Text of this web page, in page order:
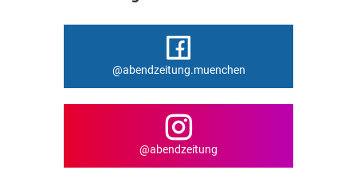
@abendzeitung.muenchen
@abendzeitung